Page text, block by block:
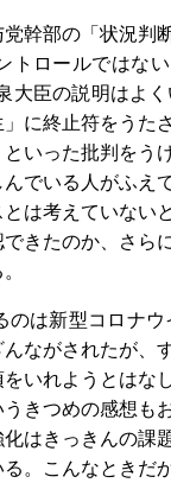
幹部の「状況判
トロールではな
大臣の説明はよ
に終止符をう
いった批判を
でいる人がふえ
は考えていない
きたのか、さ
は新型コロナ
ながされたが
いれようとは
きつめの感想
はきっきんの
。こんなとき